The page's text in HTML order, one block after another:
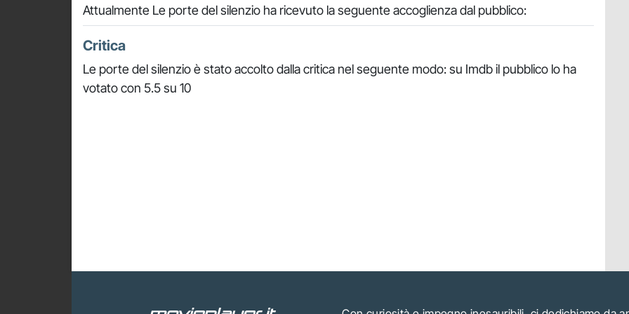
Attualmente Le porte del silenzio ha ricevuto la seguente accoglienza dal pubblico:
Critica
Le porte del silenzio è stato accolto dalla critica nel seguente modo: su Imdb il pubblico lo ha
votato con 5.5 su 10